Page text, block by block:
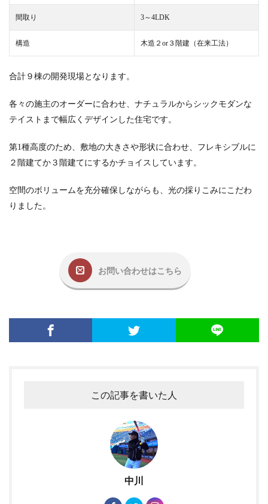
間取り 3～4LDK
構造 木造２or３階建（在来工法）
合計９棟の開発現場となります。​
各々の施主のオーダーに合わせ、ナチュラルからシックモダンな
テイストまで幅広くデザインした住宅です。
第1種高度のため、敷地の大きさや形状に合わせ、フレキシブルに
２階建てか３階建てにするかチョイスしています。
空間のボリュームを充分確保しながらも、光の採りこみにこだわ
りました。
お問い合わせはこちら
この記事を書いた人
中川